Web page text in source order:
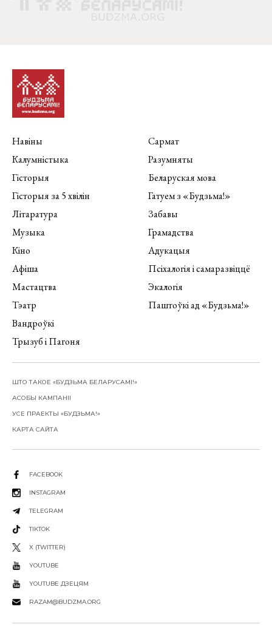
Навіны
Калумністыка
Гісторыя
Гісторыя за 5 хвілін
Літаратура
Музыка
Кіно
Афіша
Мастацтва
Тэатр
Вандроўкі
Трызуб і Пагоня
Сармат
Разумняты
Беларуская мова
Гатуем з «Будзьма!»
Забавы
Грамадства
Адукацыя
Псіхалогія і самаразвіццё
Экалогія
Паштоўкі ад «Будзьма!»
ШТО ТАКОЕ «БУДЗЬМА БЕЛАРУСАМІ!»
АСОБЫ КАМПАНІІ
УСЕ ПРАЕКТЫ «БУДЗЬМА!»
КАРТА САЙТА
FACEBOOK
INSTAGRAM
TELEGRAM
TIKTOK
X (TWITTER)
YOUTUBE
YOUTUBE ДЗЕЦЯМ
RAZAM@BUDZMA.ORG